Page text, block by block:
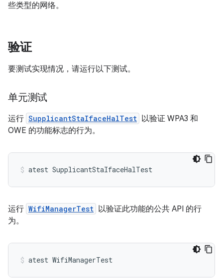
些类型的网络。
验证
要测试实现情况，请运行以下测试。
单元测试
运行 SupplicantStaIfaceHalTest 以验证 WPA3 和
OWE 的功能标志的行为。
运行 WifiManagerTest 以验证此功能的公共 API 的行
为。